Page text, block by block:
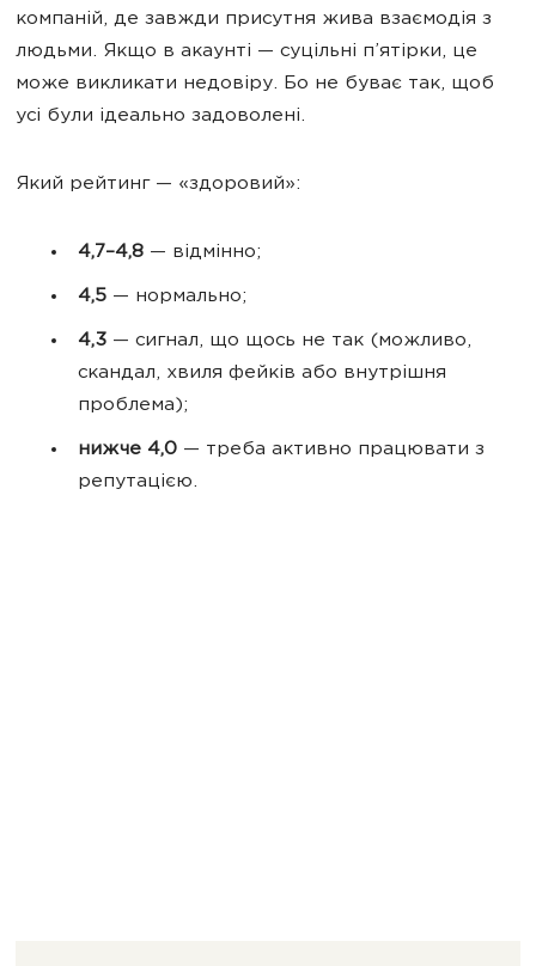
компаній, де завжди присутня жива взаємодія з
людьми. Якщо в акаунті — суцільні п’ятірки, це
може викликати недовіру. Бо не буває так, щоб
усі були ідеально задоволені.
Який рейтинг — «здоровий»:
4,7–4,8 — відмінно;
4,5 — нормально;
4,3 — сигнал, що щось не так (можливо,
скандал, хвиля фейків або внутрішня
проблема);
нижче 4,0 — треба активно працювати з
репутацією.